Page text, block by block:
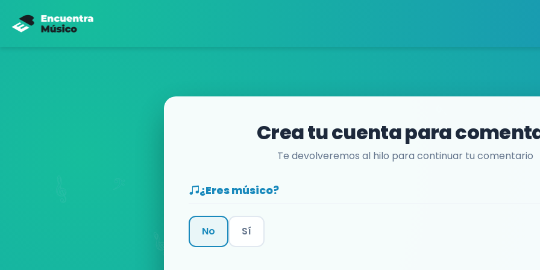
Crea tu cuenta para
Te devolveremos al hilo para continuar tu comentario
¿Eres músico?
No Sí